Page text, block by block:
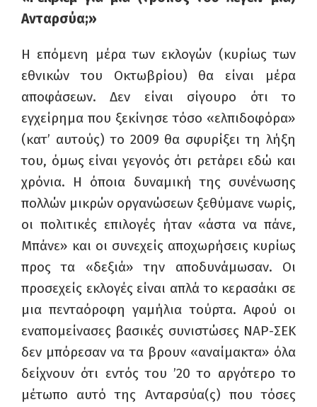
Ανταρσύα;»
Η επόμενη μέρα των εκλογών (κυρίως των
εθνικών του Οκτωβρίου) θα είναι μέρα
αποφάσεων. Δεν είναι σίγουρο ότι το
εγχείρημα που ξεκίνησε τόσο «ελπιδοφόρα»
(κατ’ αυτούς) το 2009 θα σφυρίξει τη λήξη
του, όμως είναι γεγονός ότι ρετάρει εδώ και
χρόνια. Η όποια δυναμική της συνένωσης
πολλών μικρών οργανώσεων ξεθύμανε νωρίς,
οι πολιτικές επιλογές ήταν «άστα να πάνε,
Μπάνε» και οι συνεχείς αποχωρήσεις κυρίως
προς τα «δεξιά» την αποδυνάμωσαν. Οι
προσεχείς εκλογές είναι απλά το κερασάκι σε
μια πενταόροφη γαμήλια τούρτα. Αφού οι
εναπομείνασες βασικές συνιστώσες ΝΑΡ-ΣΕΚ
δεν μπόρεσαν να τα βρουν «αναίμακτα» όλα
δείχνουν ότι εντός του ’20 το αργότερο το
μέτωπο αυτό της Ανταρσύα(ς) που τόσες